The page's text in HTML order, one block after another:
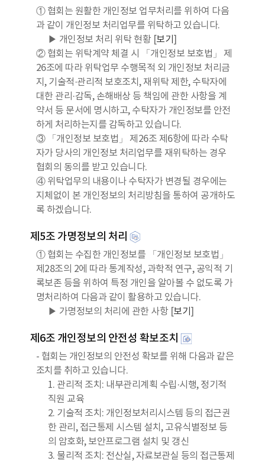
① 협회는 원활한 개인정보 업무처리를 위하여 다음
과 같이 개인정보 처리업무를 위탁하고 있습니다.
▶ 개인정보 처리 위탁 현황 [보기 ]
② 협회는 위탁계약 체결 시 「개인정보 보호법」 제
26조에 따라 위탁업무 수행목적 외 개인정보 처리금
지, 기술적·관리적 보호조치, 재위탁 제한, 수탁자에
대한 관리·감독, 손해배상 등 책임에 관한 사항을 계
약서 등 문서에 명시하고, 수탁자가 개인정보를 안전
하게 처리하는지를 감독하고 있습니다.
③ 「개인정보 보호법」 제26조 제6항에 따라 수탁
자가 당사의 개인정보 처리업무를 재위탁하는 경우
협회의 동의를 받고 있습니다.
④ 위탁업무의 내용이나 수탁자가 변경될 경우에는
지체없이 본 개인정보의 처리방침을 통하여 공개하도
록 하겠습니다.
제5조 가명정보의 처리
① 협회는 수집한 개인정보를 「개인정보 보호법」
제28조의 2에 따라 통계작성, 과학적 연구, 공익적 기
록보존 등을 위하여 특정 개인을 알아볼 수 없도록 가
명처리하여 다음과 같이 활용하고 있습니다.
▶ 가명정보의 처리에 관한 사항 [보기 ]
제6조 개인정보의 안전성 확보조치
- 협회는 개인정보의 안전성 확보를 위해 다음과 같은
조치를 취하고 있습니다.
1. 관리적 조치: 내부관리계획 수립·시행, 정기적
직원 교육
2. 기술적 조치: 개인정보처리시스템 등의 접근권
한 관리, 접근통제 시스템 설치, 고유식별정보 등
의 암호화, 보안프로그램 설치 및 갱신
3. 물리적 조치: 전산실, 자료보관실 등의 접근통제